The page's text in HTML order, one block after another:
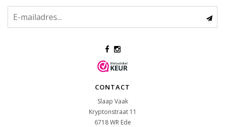
CONTACT
Slaap Vaak
Kryptonstraat 11
6718 WR Ede